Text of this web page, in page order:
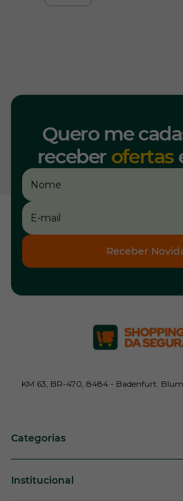
Quero me
receber ofertas
Receber
KM 63, BR-470, 8484 - Badenfurt.
Categorias
Institucional